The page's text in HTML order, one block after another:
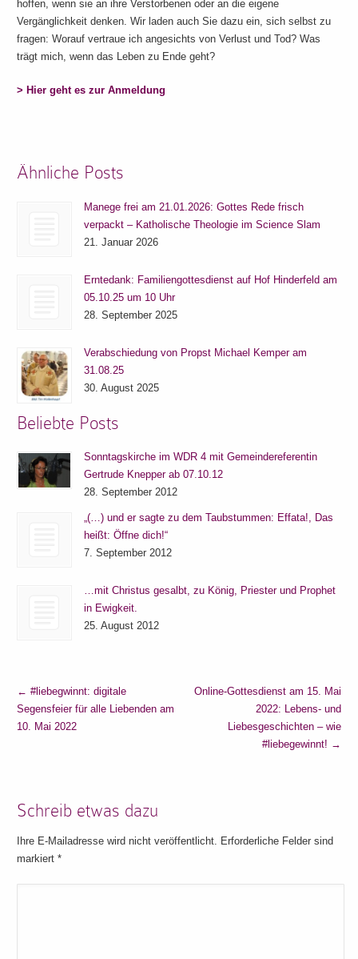
hoffen, wenn sie an ihre Verstorbenen oder an die eigene
Vergänglichkeit denken. Wir laden auch Sie dazu ein, sich selbst zu
fragen: Worauf vertraue ich angesichts von Verlust und Tod? Was
trägt mich, wenn das Leben zu Ende geht?
> Hier geht es zur Anmeldung
Ähnliche Posts
Manege frei am 21.01.2026: Gottes Rede frisch
verpackt – Katholische Theologie im Science Slam
21. Januar 2026
Erntedank: Familiengottesdienst auf Hof Hinderfeld am
05.10.25 um 10 Uhr
28. September 2025
Verabschiedung von Propst Michael Kemper am
31.08.25
30. August 2025
Beliebte Posts
Sonntagskirche im WDR 4 mit Gemeindereferentin
Gertrude Knepper ab 07.10.12
28. September 2012
„(…) und er sagte zu dem Taubstummen: Effata!, Das
heißt: Öffne dich!“
7. September 2012
…mit Christus gesalbt, zu König, Priester und Prophet
in Ewigkeit.
25. August 2012
← #liebegwinnt: digitale
Segensfeier für alle Liebenden am
10. Mai 2022
Online-Gottesdienst am 15. Mai
2022: Lebens- und
Liebesgeschichten – wie
#liebegewinnt! →
Schreib etwas dazu
Ihre E-Mailadresse wird nicht veröffentlicht. Erforderliche Felder sind
markiert*